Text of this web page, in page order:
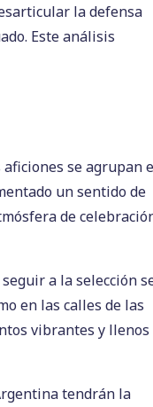
la defensa
Este análisis
se agrupan
un sentido de
de
a la selección
en las calles de las
vibrantes y llenos
tendrán la